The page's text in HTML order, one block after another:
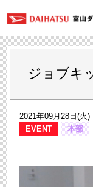
ジョブキ
2021年09月28日(火)
EVENT
本部